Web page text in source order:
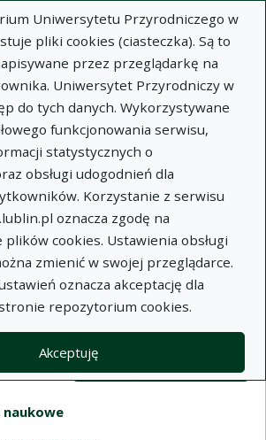
Uniwersytetu Przyrodniczego w
pliki cookies (ciasteczka). Są to
przez przeglądarkę na
Uniwersytet Przyrodniczy w
do tych danych. Wykorzystywane
funkcjonowania serwisu,
statystycznych o
obsługi udogodnień dla
Korzystanie z serwisu
oznacza zgodę na
cookies. Ustawienia obsługi
zmienić w swojej przeglądarce.
oznacza akceptację dla
repozytorium cookies.
Akceptuję
Wyszukaj
Uniwersytetu
w Lublinie
wyszukiwania
(automatyczne
przeładowanie treści)
naukowe